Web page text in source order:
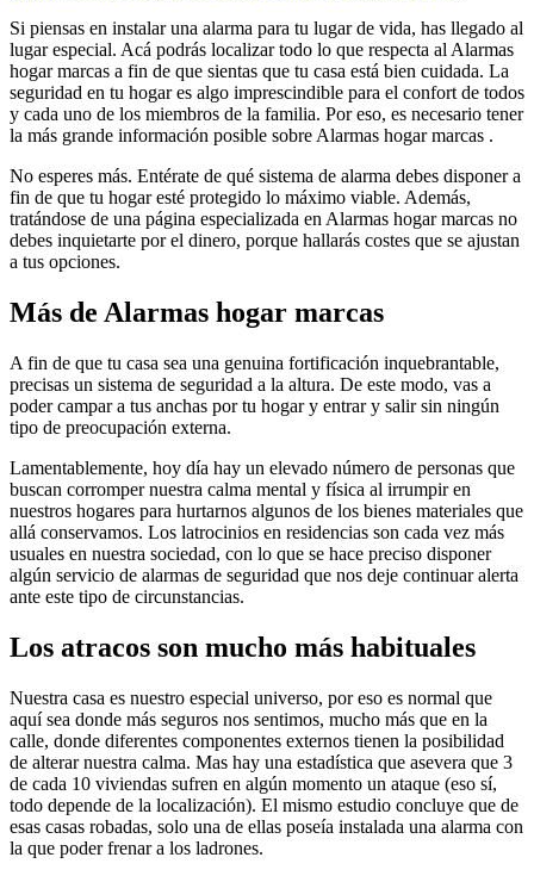
Si piensas en instalar una alarma para tu lugar de vida, has llegado al
lugar especial. Acá podrás localizar todo lo que respecta al Alarmas
hogar marcas a fin de que sientas que tu casa está bien cuidada. La
seguridad en tu hogar es algo imprescindible para el confort de todos
y cada uno de los miembros de la familia. Por eso, es necesario tener
la más grande información posible sobre Alarmas hogar marcas .
No esperes más. Entérate de qué sistema de alarma debes disponer a
fin de que tu hogar esté protegido lo máximo viable. Además,
tratándose de una página especializada en Alarmas hogar marcas no
debes inquietarte por el dinero, porque hallarás costes que se ajustan
a tus opciones.
Más de Alarmas hogar marcas
A fin de que tu casa sea una genuina fortificación inquebrantable,
precisas un sistema de seguridad a la altura. De este modo, vas a
poder campar a tus anchas por tu hogar y entrar y salir sin ningún
tipo de preocupación externa.
Lamentablemente, hoy día hay un elevado número de personas que
buscan corromper nuestra calma mental y física al irrumpir en
nuestros hogares para hurtarnos algunos de los bienes materiales que
allá conservamos. Los latrocinios en residencias son cada vez más
usuales en nuestra sociedad, con lo que se hace preciso disponer
algún servicio de alarmas de seguridad que nos deje continuar alerta
ante este tipo de circunstancias.
Los atracos son mucho más habituales
Nuestra casa es nuestro especial universo, por eso es normal que
aquí sea donde más seguros nos sentimos, mucho más que en la
calle, donde diferentes componentes externos tienen la posibilidad
de alterar nuestra calma. Mas hay una estadística que asevera que 3
de cada 10 viviendas sufren en algún momento un ataque (eso sí,
todo depende de la localización). El mismo estudio concluye que de
esas casas robadas, solo una de ellas poseía instalada una alarma con
la que poder frenar a los ladrones.